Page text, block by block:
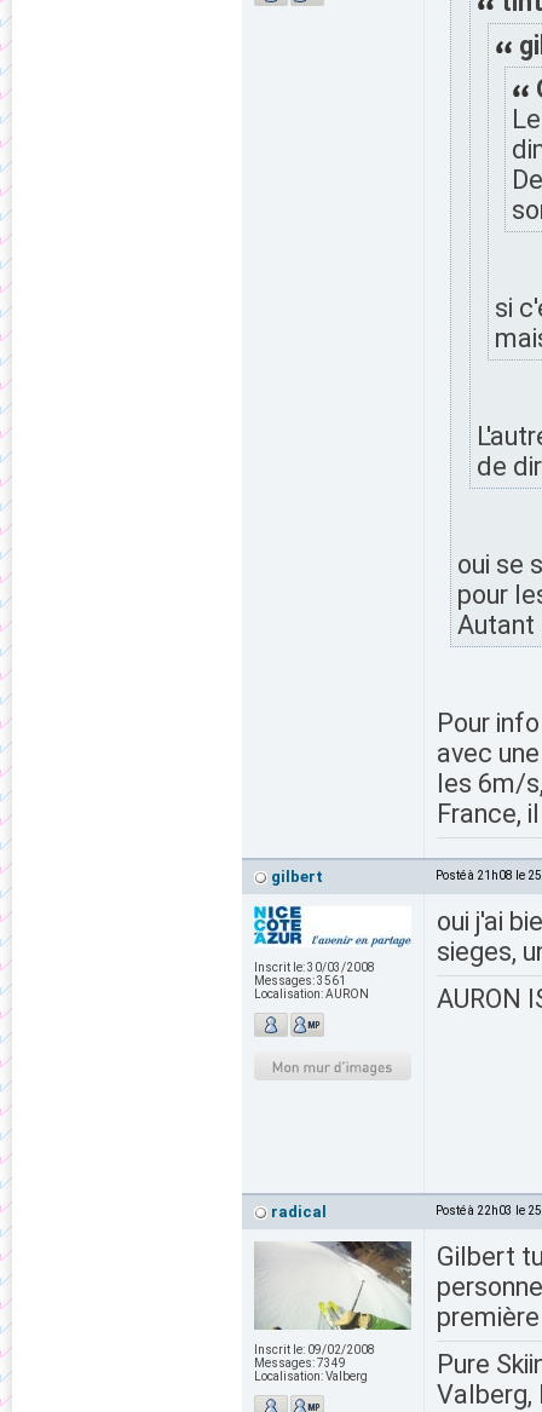
si
de
oui se
pour
Autant
Pour
avec
les 6m/
France,
gilbert Posté à 21h08 le
Inscrit le:30/03/2008
Messages:3561
Localisation:AURON
oui j'ai
sieges,
AURON
radical Posté à 22h03 le
Inscrit le: 09/02/2008
Messages:7349
Localisation:Valberg
Gilbert
Pure
Valberg,